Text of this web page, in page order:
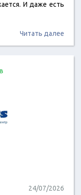
И даже есть
Читать далее
24/07/2026